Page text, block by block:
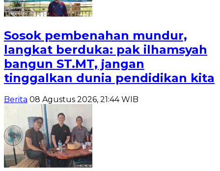
Sosok pembenahan mundur,
langkat berduka: pak ilhamsyah
bangun ST.MT, jangan
tinggalkan dunia pendidikan kita
Berita 08 Agustus 2026, 21:44 WIB